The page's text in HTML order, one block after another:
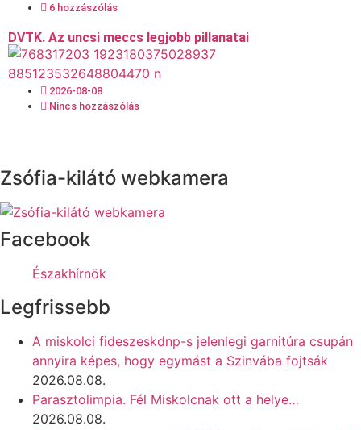
6 hozzászólás
DVTK. Az uncsi meccs legjobb pillanatai
2026-08-08
Nincs hozzászólás
Zsófia-kilátó webkamera
Facebook
Északhírnök
Legfrissebb
A miskolci fideszeskdnp-s jelenlegi garnitúra csupán
annyira képes, hogy egymást a Szinvába fojtsák
2026.08.08.
Parasztolimpia. Fél Miskolcnak ott a helye…
2026.08.08.